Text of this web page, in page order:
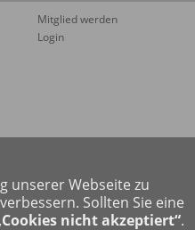
Mitglied werden
Login
unserer Webseite zu
Sollten Sie eine
nicht akzeptiert“.